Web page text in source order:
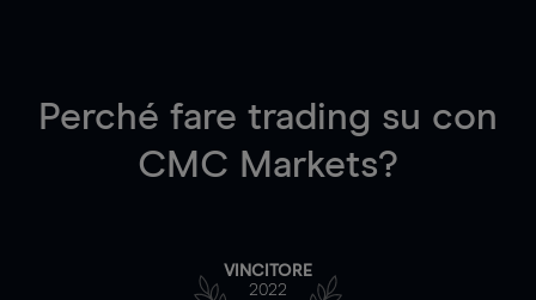
Perché fare trading su con
CMC Markets?
VINCITORE
2022